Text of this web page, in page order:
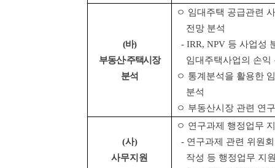
(바)
부동산·주택시장
분석
ㅇ 임대주택 공급관련
전망 분석
- IRR, NPV 등 사업성
임대주택사업의 손익
ㅇ 통계분석을 활용한
분석
ㅇ 부동산시장 관련 연
(사)
사무지원
ㅇ 연구과제 행정업무
- 연구과제 관련 위원
작성 등 행정업무 지